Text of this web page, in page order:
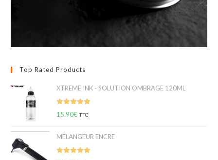
Top Rated Products
XTREME INK - SOLUTION OMBRAGE 120ML
Note5.00
15.90€ TTC
MELANGEUR ENCRE